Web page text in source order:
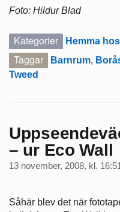
Foto: Hildur Blad
Kategorier Hemma hos
Taggar Barnrum,
Tweed
– ur Eco Wall
13 november, 2008, kl.
Såhär blev det när